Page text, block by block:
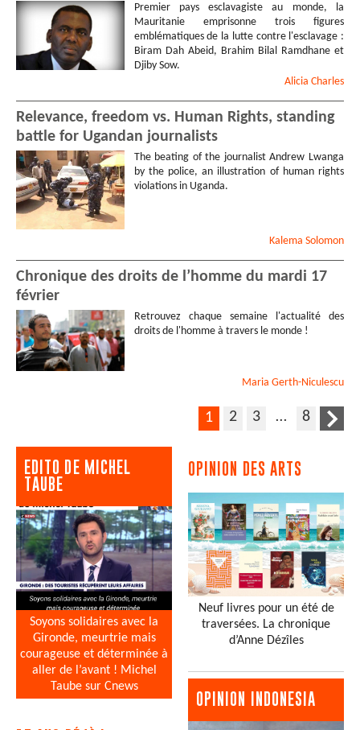
Premier pays esclavagiste au monde, la
Mauritanie emprisonne trois figures
emblématiques de la lutte contre l'esclavage :
Biram Dah Abeid, Brahim Bilal Ramdhane et
Djiby Sow.
Alicia Charles
Relevance, freedom vs. Human Rights, standing
battle for Ugandan journalists
The beating of the journalist Andrew Lwanga
by the police, an illustration of human rights
violations in Uganda.
Kalema Solomon
Chronique des droits de l’homme du mardi 17
février
Retrouvez chaque semaine l'actualité des
droits de l'homme à travers le monde !
Maria Gerth-Niculescu
1 2 3 … 8
EDITO DE MICHEL
TAUBE
Soyons solidaires avec la
Gironde, meurtrie mais
courageuse et déterminée à
aller de l’avant ! Michel
Taube sur Cnews
OPINION DES ARTS
Neuf livres pour un été de
traversées. La chronique
d’Anne Dézîles
OPINION INDONESIA